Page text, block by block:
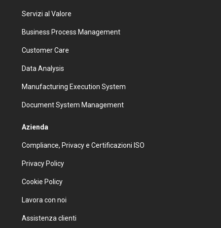
Servizi al Valore
Business Process Management
Customer Care
Data Analysis
Manufacturing Execution System
Document System Management
Azienda
Compliance, Privacy e Certificazioni ISO
Privacy Policy
Cookie Policy
Lavora con noi
Assistenza clienti